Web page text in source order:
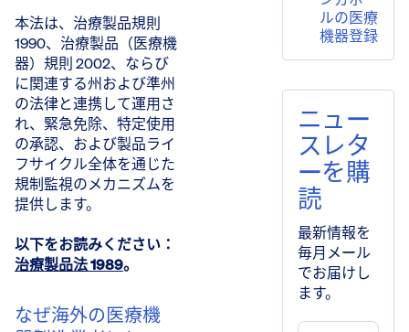
本法は、治療製品規則
1990、治療製品（医療機
器）規則 2002、ならび
に関連する州および準州
の法律と連携して運用さ
れ、緊急免除、特定使用
の承認、および製品ライ
フサイクル全体を通じた
規制監視のメカニズムを
提供します。
以下をお読みください：
治療製品法 1989。
なぜ海外の医療機
ルの医療
機器登録
ニュー
スレタ
ーを購
読
最新情報を
毎月メール
でお届けし
ます。